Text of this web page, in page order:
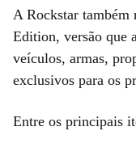
A Rockstar também
Edition, versão que
veículos, armas,
exclusivos para os
Entre os principais